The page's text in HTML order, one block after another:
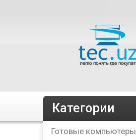
Категории
Готовые компьютеры